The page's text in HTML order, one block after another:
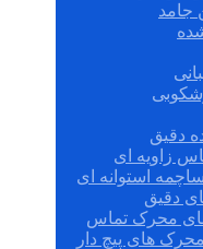
جامد
دقیق
زاویه ای
استوانه ای
دقیق
محرک تماس
های پیچ دار